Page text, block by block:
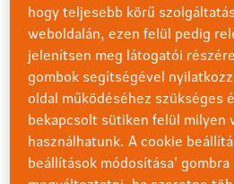
Egyszeri díjas
forint vagy
Egyszeri díjas, befektetési
életbiztosításainkkal újabb céljai
szeretnénk most hozzájárulni.
szerződéskötéskor nincsen
hogy teljesebb körű
weboldalán, ezen felül pedig
jelenítsen meg látogatói
gombok segítségével
oldal működéséhez szükséges
bekapcsolt sütiken felül milyen
használhatunk. A cookie
beállítások módosítása'